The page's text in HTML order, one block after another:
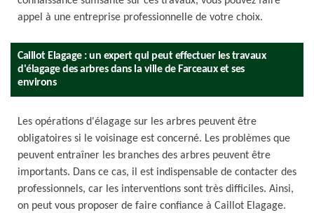
appel à une entreprise professionnelle de votre choix.
Caillot Elagage : un expert qui peut effectuer les travaux
d'élagage des arbres dans la ville de Farceaux et ses
environs
Les opérations d'élagage sur les arbres peuvent être
obligatoires si le voisinage est concerné. Les problèmes que
peuvent entraîner les branches des arbres peuvent être
importants. Dans ce cas, il est indispensable de contacter des
professionnels, car les interventions sont très difficiles. Ainsi,
on peut vous proposer de faire confiance à Caillot Elagage.